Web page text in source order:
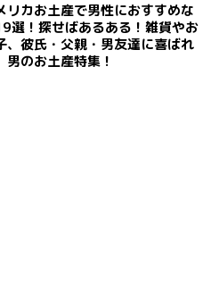
リカお土産で男性におすすめな
選！探せばあるある！雑貨やお
、彼氏・父親・男友達に喜ばれ
男のお土産特集！